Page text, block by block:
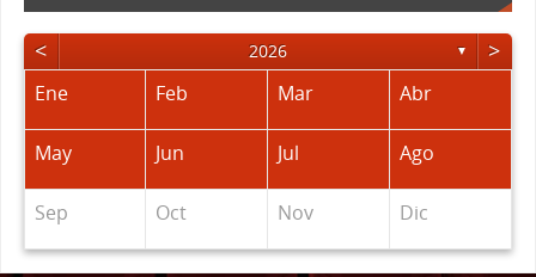
< 2026 ▼ >
Ene Feb Mar Abr
May Jun Jul Ago
Sep Oct Nov Dic